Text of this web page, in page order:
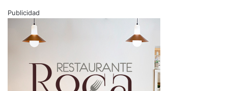
Publicidad